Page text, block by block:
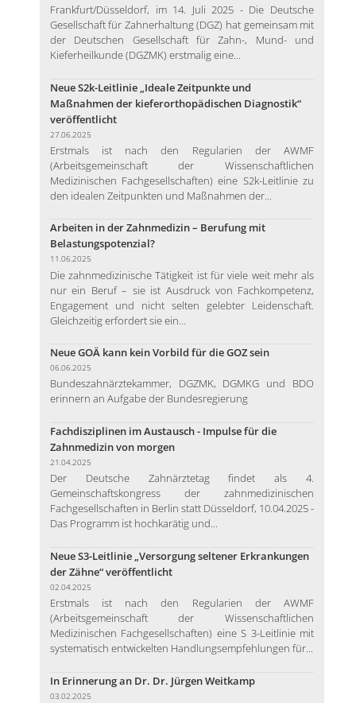
Frankfurt/Düsseldorf, im 14. Juli 2025 - Die Deutsche
Gesellschaft für Zahnerhaltung (DGZ) hat gemeinsam mit
der Deutschen Gesellschaft für Zahn-, Mund- und
Kieferheilkunde (DGZMK) erstmalig eine...
Neue S2k-Leitlinie „Ideale Zeitpunkte und
Maßnahmen der kieferorthopädischen Diagnostik“
veröffentlicht
27.06.2025
Erstmals ist nach den Regularien der AWMF
(Arbeitsgemeinschaft der Wissenschaftlichen
Medizinischen Fachgesellschaften) eine S2k-Leitlinie zu
den idealen Zeitpunkten und Maßnahmen der...
Arbeiten in der Zahnmedizin – Berufung mit
Belastungspotenzial?
11.06.2025
Die zahnmedizinische Tätigkeit ist für viele weit mehr als
nur ein Beruf – sie ist Ausdruck von Fachkompetenz,
Engagement und nicht selten gelebter Leidenschaft.
Gleichzeitig erfordert sie ein...
Neue GOÄ kann kein Vorbild für die GOZ sein
06.06.2025
Bundeszahnärztekammer, DGZMK, DGMKG und BDO
erinnern an Aufgabe der Bundesregierung
Fachdisziplinen im Austausch - Impulse für die
Zahnmedizin von morgen
21.04.2025
Der Deutsche Zahnärztetag findet als 4.
Gemeinschaftskongress der zahnmedizinischen
Fachgesellschaften in Berlin statt Düsseldorf, 10.04.2025 -
Das Programm ist hochkarätig und...
Neue S3-Leitlinie „Versorgung seltener Erkrankungen
der Zähne“ veröffentlicht
02.04.2025
Erstmals ist nach den Regularien der AWMF
(Arbeitsgemeinschaft der Wissenschaftlichen
Medizinischen Fachgesellschaften) eine S 3-Leitlinie mit
systematisch entwickelten Handlungsempfehlungen für...
In Erinnerung an Dr. Dr. Jürgen Weitkamp
03.02.2025